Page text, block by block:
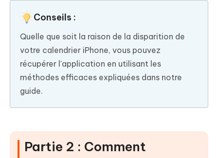
Conseils :
Quelle que soit la raison de la disparition de
votre calendrier iPhone, vous pouvez
récupérer l'application en utilisant les
méthodes efficaces expliquées dans notre
guide.
Partie 2 : Comment